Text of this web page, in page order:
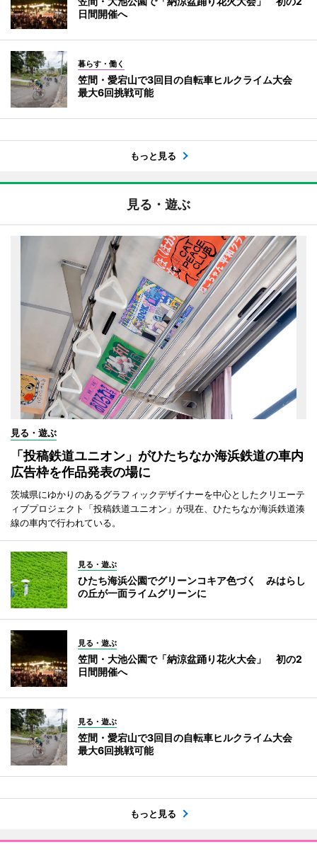
日間開催へ
暮らす・働く
笠間・愛宕山で3回目の自転車ヒルクライム大会
最大6回挑戦可能
もっと見る
見る・遊ぶ
見る・遊ぶ
「投稿鉄道ユニオン」がひたちなか海浜鉄道の車内
広告枠を作品発表の場に
茨城県にゆかりのあるグラフィックデザイナーを中心としたクリエーテ
ィブプロジェクト「投稿鉄道ユニオン」が現在、ひたちなか海浜鉄道湊
線の車内で行われている。
見る・遊ぶ
ひたち海浜公園でグリーンコキア色づく みはらし
の丘が一面ライムグリーンに
見る・遊ぶ
笠間・大池公園で「納涼盆踊り花火大会」 初の2
日間開催へ
見る・遊ぶ
笠間・愛宕山で3回目の自転車ヒルクライム大会
最大6回挑戦可能
もっと見る